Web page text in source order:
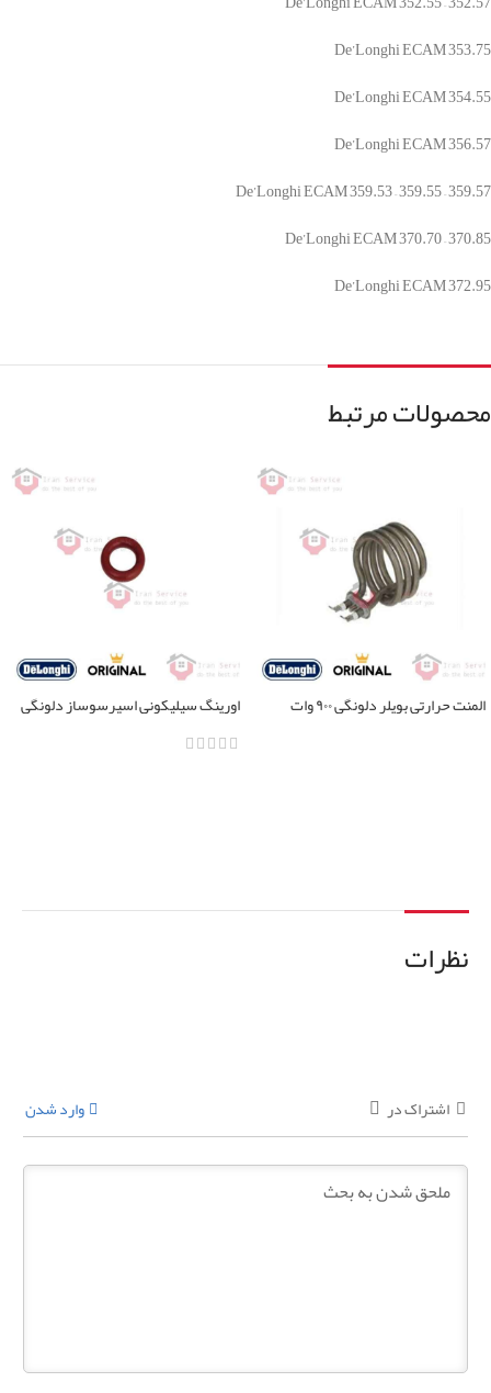
De’Longhi ECAM 353.75
De’Longhi ECAM 354.55
De’Longhi ECAM 356.57
De’Longhi ECAM 359.53 – 359.55 – 359.57
De’Longhi ECAM 370.70 – 370.85
De’Longhi ECAM 372.95
محصولات مرتبط
المنت حرارتی بویلر دلونگی ۹۰۰ وات
اورینگ سیلیکونی اسپرسوساز دلونگی
تمامی مدل ها
نظرات
اشتراک در وارد شدن